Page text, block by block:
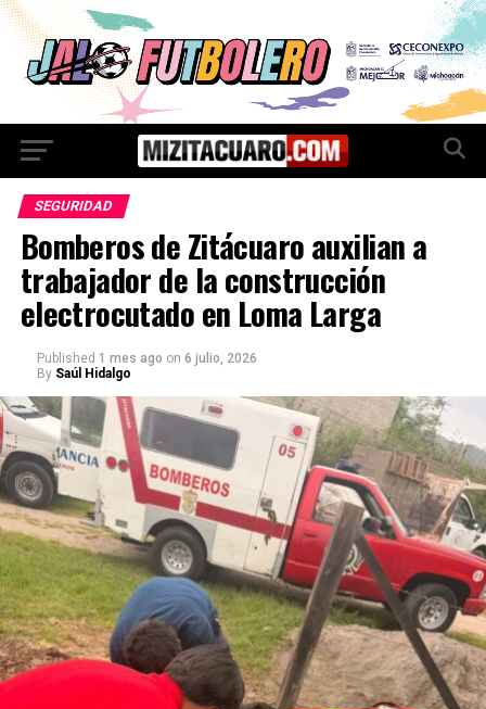
SEGURIDAD
Bomberos de Zitácuaro auxilian a
trabajador de la construcción
electrocutado en Loma Larga
Published 1 mes ago on 6 julio, 2026
By Saúl Hidalgo